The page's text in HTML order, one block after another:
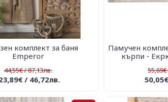
комплект за баня
Emperor
44,55€ / 87,13лв.
/ 46,72лв.
Памучен
кърпи -